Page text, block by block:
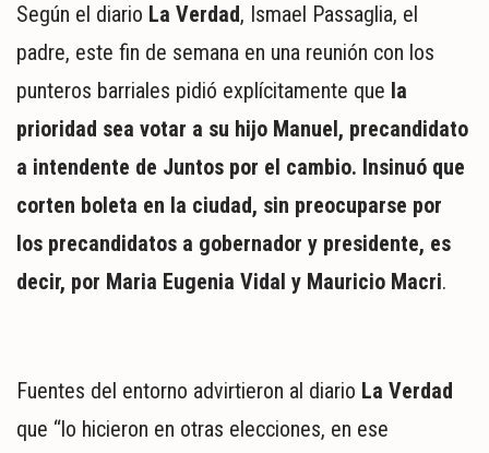
Según el diario La Verdad, Ismael Passaglia, el
padre, este fin de semana en una reunión con los
punteros barriales pidió explícitamente que la
prioridad sea votar a su hijo Manuel, precandidato
a intendente de Juntos por el cambio. Insinuó que
corten boleta en la ciudad, sin preocuparse por
los precandidatos a gobernador y presidente, es
decir, por Maria Eugenia Vidal y Mauricio Macri.
Fuentes del entorno advirtieron al diario La Verdad
que “lo hicieron en otras elecciones, en ese